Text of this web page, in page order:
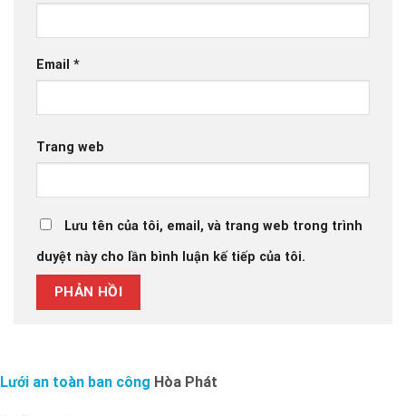
Email *
Trang web
Lưu tên của tôi, email, và trang web trong trình
duyệt này cho lần bình luận kế tiếp của tôi.
Lưới an toàn ban công Hòa Phát